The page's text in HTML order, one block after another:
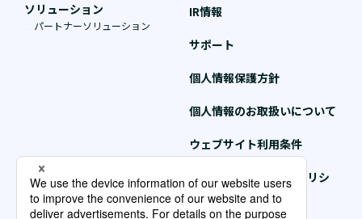
ソリューション
パートナーソリューション
IR情報
サポート
個人情報保護方針
個人情報のお取扱いについて
ウェブサイト利用条件
クッキー（Cookie）ポリシ
ー